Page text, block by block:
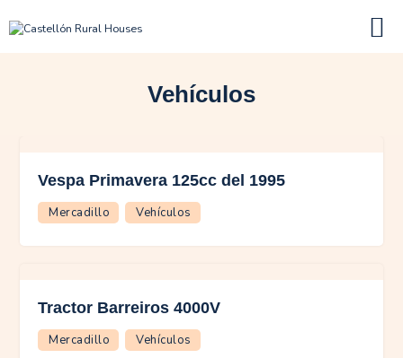
Vehículos
Mercadillo
Vespa Primavera 125cc del 1995
Mercadillo Vehículos
Tractor Barreiros 4000V
Mercadillo Vehículos